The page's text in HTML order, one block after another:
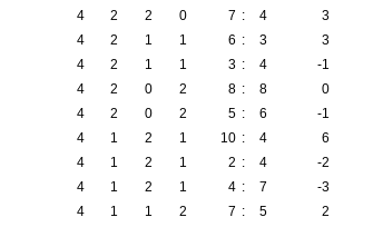
4 2 2 0 7 : 4 3
4 2 1 1 6 : 3 3
4 2 1 1 3 : 4 -1
4 2 0 2 8 : 8 0
4 2 0 2 5 : 6 -1
4 1 2 1 10 : 4 6
4 1 2 1 2 : 4 -2
4 1 2 1 4 : 7 -3
4 1 1 2 7 : 5 2